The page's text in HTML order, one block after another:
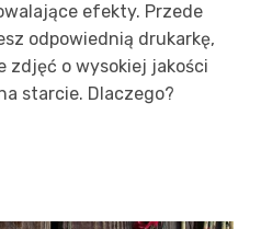
efekty. Przede
odpowiednią drukarkę,
zdjęć o wysokiej jakości
starcie. Dlaczego?